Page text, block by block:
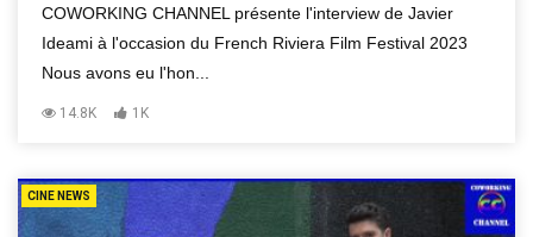
COWORKING CHANNEL présente l'interview de Javier
Ideami à l'occasion du French Riviera Film Festival 2023
Nous avons eu l'hon...
14.8K 1K
CINE NEWS